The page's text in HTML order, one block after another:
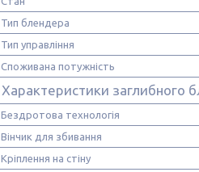
Тип блендера
Тип управління
Споживана потужність
Характеристики заглибного
Бездротова технологія
Вінчик для збивання
Кріплення на стіну